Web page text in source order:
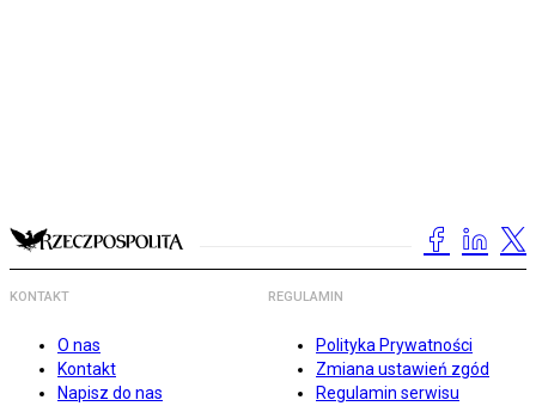
KONTAKT
O nas
Kontakt
Napisz do nas
REGULAMIN
Polityka Prywatności
Zmiana ustawień zgód
Regulamin serwisu